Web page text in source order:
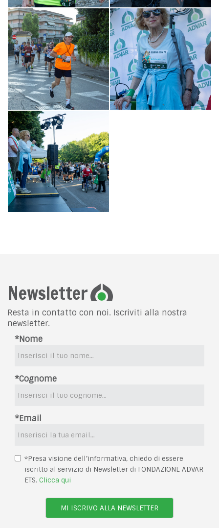
Newsletter
Resta in contatto con noi. Iscriviti alla nostra
newsletter.
*Nome
*Cognome
*Email
*Presa visione dell’informativa, chiedo di essere
iscritto al servizio di Newsletter di FONDAZIONE ADVAR
ETS. Clicca qui
MI ISCRIVO ALLA NEWSLETTER